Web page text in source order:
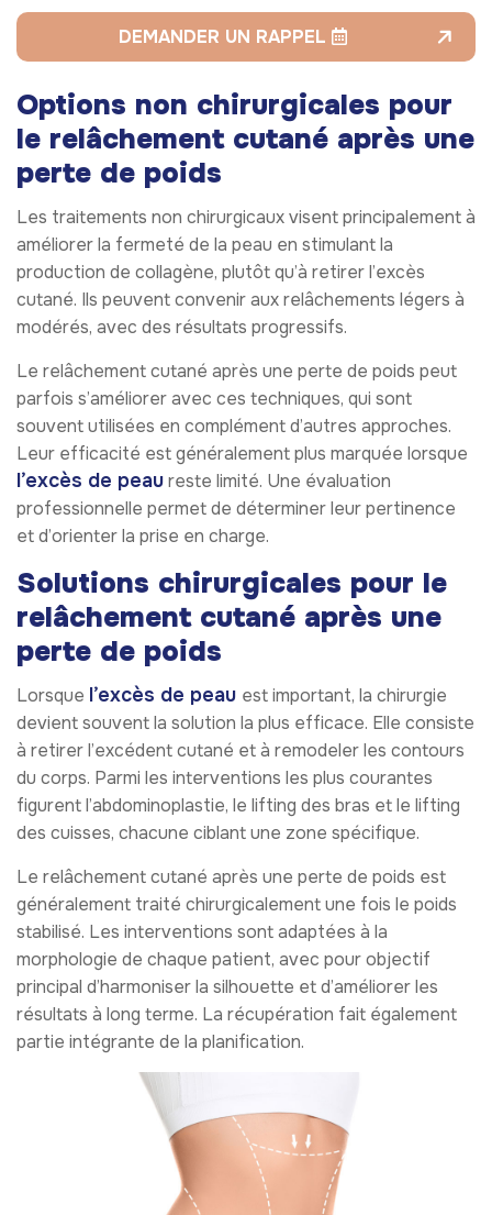
DEMANDER UN RAPPEL
Options non chirurgicales pour
le relâchement cutané après une
perte de poids
Les traitements non chirurgicaux visent principalement à
améliorer la fermeté de la peau en stimulant la
production de collagène, plutôt qu’à retirer l’excès
cutané. Ils peuvent convenir aux relâchements légers à
modérés, avec des résultats progressifs.
Le relâchement cutané après une perte de poids peut
parfois s’améliorer avec ces techniques, qui sont
souvent utilisées en complément d’autres approches.
Leur efficacité est généralement plus marquée lorsque
l’excès de peaureste limité. Une évaluation
professionnelle permet de déterminer leur pertinence
et d’orienter la prise en charge.
Solutions chirurgicales pour le
relâchement cutané après une
perte de poids
Lorsque l’excès de peau est important, la chirurgie
devient souvent la solution la plus efficace. Elle consiste
à retirer l’excédent cutané et à remodeler les contours
du corps. Parmi les interventions les plus courantes
figurent l’abdominoplastie, le lifting des bras et le lifting
des cuisses, chacune ciblant une zone spécifique.
Le relâchement cutané après une perte de poids est
généralement traité chirurgicalement une fois le poids
stabilisé. Les interventions sont adaptées à la
morphologie de chaque patient, avec pour objectif
principal d’harmoniser la silhouette et d’améliorer les
résultats à long terme. La récupération fait également
partie intégrante de la planification.